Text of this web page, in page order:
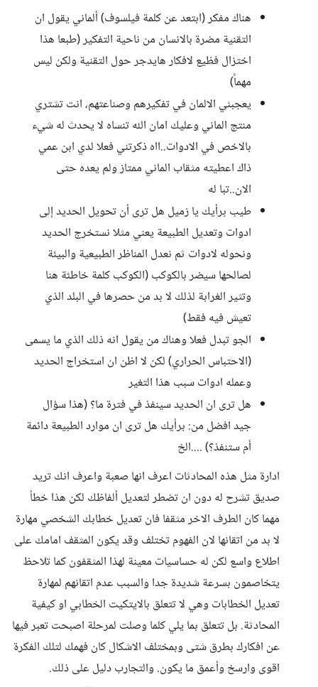
هناك مفكر (ابتعد عن كلمة فيلسوف) ألماني يقول ان
التقنية مضرة بالانسان من ناحية التفكير (طبعا هذا
اختزال فظيع لافكار هايدجر حول التقنية ولكن ليس
مهماً)
يعجبني الالمان في تفكيرهم وصناعتهم، انت تشتري
منتج الماني وعليك امان الله تنساه لا يحدث له شيء
بالاخص في الادوات..ااه ذكرتني فعلا لدي ابن عمي
ذاك اعطيته مثقاب الماني ممتاز ولم يعده حتى
الان..تبا له
طيب برأيك يا زميل هل ترى أن تحويل الحديد إلى
ادوات وتعديل الطبيعة يعني مثلا نستخرج الحديد
ونحوله لادوات ثم نعدل المناظر الطبيعية والبيئة
لصالحها سيضر بالكوكب (الكوكب كلمة خاطئة هنا
وتثير الغرابة لذلك لا بد من حصرها في البلد الذي
تعيش فيه فقط)
الجو تبدل فعلا وهناك من يقول انه ذلك الذي ما يسمى
(الاحتباس الحراري) لكن لا اظن ان استخراج الحديد
وعمله ادوات سبب هذا التغير
هل ترى ان الحديد سينفذ في فترة ما؟ (هذا سؤال
جيد افضل من: برأيك هل ترى ان موارد الطبيعة دائمة
أم ستنفذ؟) ....الخ
ادارة مثل هذه المحادثات اعرف انها صعبة واعرف انك تريد
صديق تشرح له دون ان تضطر لتعديل ألفاظك لكن هذا خطأ
مهما كان الطرف الاخر مثقفا فان تعديل خطابك الشخصي مهارة
لا بد من اتقانها لان الفهوم تختلف وقد يكون المثقف امامك على
اطلاع واسع لكن له حساسيات معينة لهذا المثقفون كما تلاحظ
يتخاصمون بسرعة شديدة جدا والسبب عدم اتقانهم لمهارة
تعديل الخطابات وهي لا تتعلق بالايتكيت الخطابي او كيفية
المحادثة. بل تتعلق بما يلي كلما وصلت لمرحلة اصبحت تعبر فيها
عن افكارك بطرق شتى وبمختلف الاشكال كان فهمك لتلك الفكرة
اقوى وارسخ وأعمق ما يكون. والتجارب دليل على ذلك.